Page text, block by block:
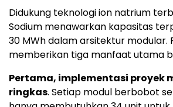
Didukung teknologi ion natrium
Sodium menawarkan kapasitas
30 MWh dalam arsitektur modular.
memberikan tiga manfaat utama
Pertama, implementasi proyek
ringkas. Setiap modul berbobot